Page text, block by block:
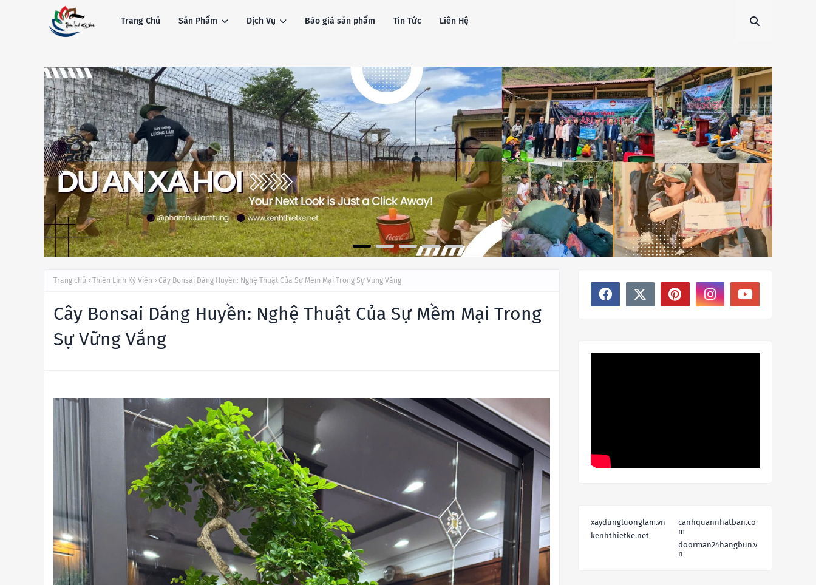
Trang Chủ Sản Phẩm Dịch Vụ Báo giá sản phẩm Tin Tức Liên Hệ
Trang chủ Thiên Linh Kỳ Viên Cây Bonsai Dáng Huyền: Nghệ Thuật Của Sự Mềm Mại Trong Sự Vững Vắng
Cây Bonsai Dáng Huyền: Nghệ Thuật Của Sự Mềm Mại Trong
Sự Vững Vắng
xaydungluonglam.vn
canhquannhatban.co
m
kenhthietke.net
doorman24hangbun.v
n